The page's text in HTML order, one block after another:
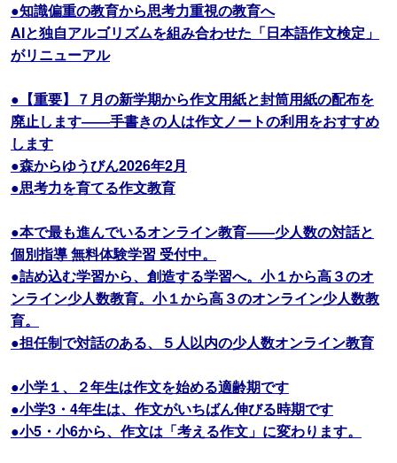
●知識偏重の教育から思考力重視の教育へ
AIと独自アルゴリズムを組み合わせた「日本語作文検定」
がリニューアル
●【重要】７月の新学期から作文用紙と封筒用紙の配布を
廃止します――手書きの人は作文ノートの利用をおすすめ
します
●森からゆうびん2026年2月
●思考力を育てる作文教育
●本で最も進んでいるオンライン教育――少人数の対話と
個別指導 無料体験学習 受付中。
●詰め込む学習から、創造する学習へ。小１から高３のオ
ンライン少人数教育。小１から高３のオンライン少人数教
育。
●担任制で対話のある、５人以内の少人数オンライン教育
●小学１、２年生は作文を始める適齢期です
●小学3・4年生は、作文がいちばん伸びる時期です
●小5・小6から、作文は「考える作文」に変わります。